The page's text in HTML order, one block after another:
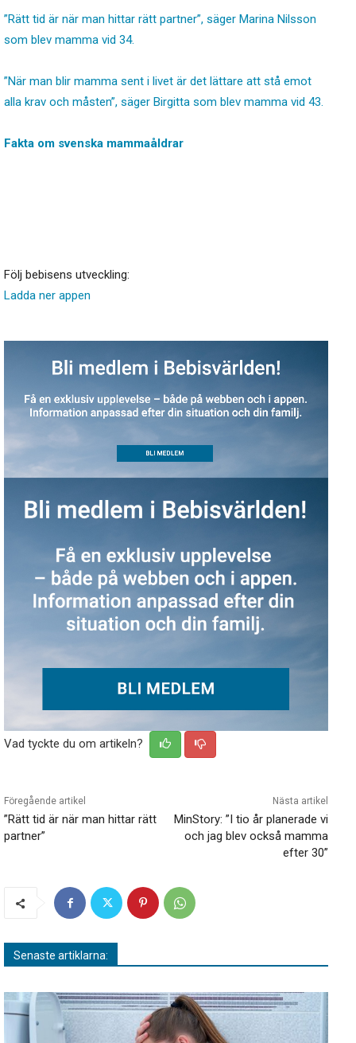
”Rätt tid är när man hittar rätt partner”, säger Marina Nilsson
som blev mamma vid 34.
”När man blir mamma sent i livet är det lättare att stå emot
alla krav och måsten”, säger Birgitta som blev mamma vid 43.
Fakta om svenska mammaåldrar
Följ bebisens utveckling:
Ladda ner appen
Vad tyckte du om artikeln?
Föregående artikel
”Rätt tid är när man hittar rätt
partner”
Nästa artikel
MinStory: ”I tio år planerade vi
och jag blev också mamma
efter 30”
Senaste artiklarna: